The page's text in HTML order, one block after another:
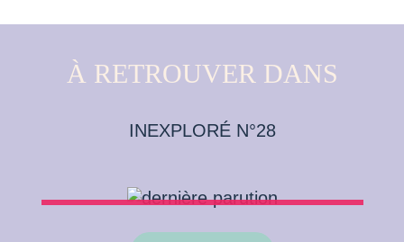
À RETROUVER DANS
INEXPLORÉ N°28